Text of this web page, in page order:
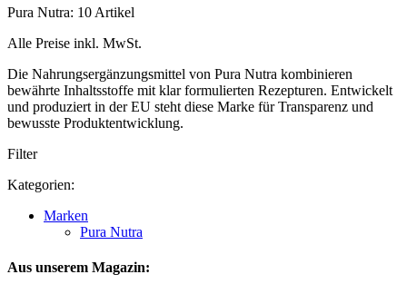
Pura Nutra: 10 Artikel
Alle Preise inkl. MwSt.
Die Nahrungsergänzungsmittel von Pura Nutra kombinieren
bewährte Inhaltsstoffe mit klar formulierten Rezepturen. Entwickelt
und produziert in der EU steht diese Marke für Transparenz und
bewusste Produktentwicklung.
Filter
Kategorien:
Marken
Pura Nutra
Aus unserem Magazin: